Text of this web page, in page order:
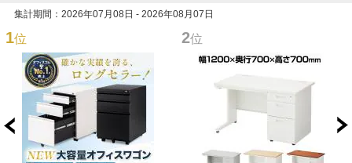
集計期間：2026年07月08日 - 2026年08月07日
1位 2位